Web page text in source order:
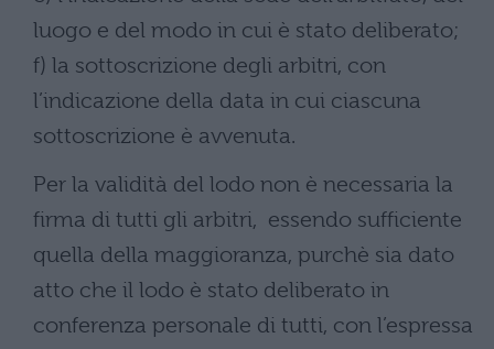
luogo e del modo in cui è stato deliberato;
f) la sottoscrizione degli arbitri, con
l’indicazione della data in cui ciascuna
sottoscrizione è avvenuta.
Per la validità del lodo non è necessaria la
firma di tutti gli arbitri, essendo sufficiente
quella della maggioranza, purchè sia dato
atto che il lodo è stato deliberato in
conferenza personale di tutti, con l’espressa